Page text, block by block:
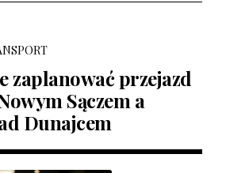
zaplanować przejazd
Sączem a
Dunajcem